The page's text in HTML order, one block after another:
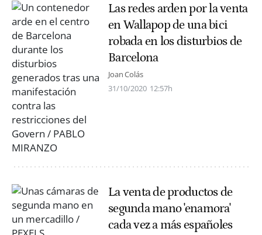
Las redes arden por la venta
en Wallapop de una bici
robada en los disturbios de
Barcelona
Joan Colás
31/10/2020 12:57h
La venta de productos de
segunda mano 'enamora'
cada vez a más españoles